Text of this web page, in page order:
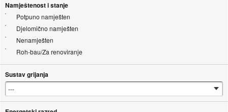
Namještenost i stanje
Potpuno namješten
Djelomično namješten
Nenamješten
Roh-bau/Za renoviranje
Sustav grijanja